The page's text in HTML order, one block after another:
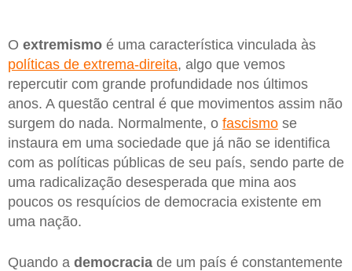
O extremismo é uma característica vinculada às
políticas de extrema-direita, algo que vemos
repercutir com grande profundidade nos últimos
anos. A questão central é que movimentos assim não
surgem do nada. Normalmente, o fascismo se
instaura em uma sociedade que já não se identifica
com as políticas públicas de seu país, sendo parte de
uma radicalização desesperada que mina aos
poucos os resquícios de democracia existente em
uma nação.
Quando a democracia de um país é constantemente